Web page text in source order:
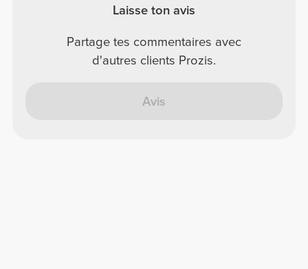
Laisse ton avis
Partage tes commentaires avec
d'autres clients Prozis.
Avis